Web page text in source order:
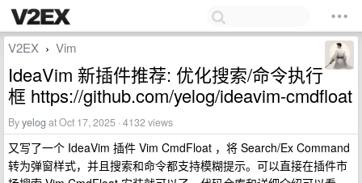
V2EX › Vim
IdeaVim 新插件推荐: 优化搜索/命令执行
框 https://github.com/yelog/ideavim-cmdfloat
Byyelog at Oct 17, 2025 · 4132 views
又写了一个 IdeaVim 插件 Vim CmdFloat ，将 Search/Ex Command
转为弹窗样式，并且搜索和命令都支持模糊提示。可以直接在插件市